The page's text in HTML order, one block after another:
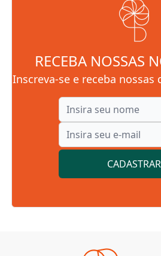
RECEBA NOSSAS
Inscreva-se e receba nossas
CADASTRAR